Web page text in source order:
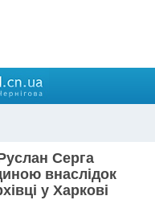
Серга
внаслідок
у Харкові